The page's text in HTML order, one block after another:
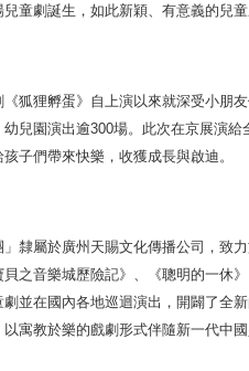
童劇誕生，如此新穎、有意義的兒
狸孵蛋》自上演以來就深受小朋友
兒園演出逾300場。此次在京展演
子們帶來快樂，收獲成長與啟迪。
屬於廣州天賜文化傳播公司，致力
之音樂城歷險記》、《聰明的一休
並在國內各地巡迴演出，開闢了全
寓教於樂的戲劇形式伴隨新一代中國